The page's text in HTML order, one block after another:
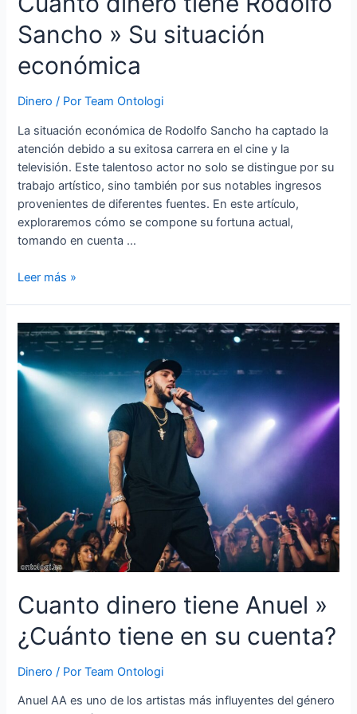
Sancho » Su situación
económica
Dinero / PorTeam Ontologi
La situación económica de Rodolfo Sancho ha captado la
atención debido a su exitosa carrera en el cine y la
televisión. Este talentoso actor no solo se distingue por su
trabajo artístico, sino también por sus notables ingresos
provenientes de diferentes fuentes. En este artículo,
exploraremos cómo se compone su fortuna actual,
tomando en cuenta …
Cuanto
Rodolfo
Sancho
»
Su
situación
económica
Leer más »
Cuanto dinero tiene Anuel »
¿Cuánto tiene en su cuenta?
Dinero / PorTeam Ontologi
Anuel AA es uno de los artistas más influyentes del género